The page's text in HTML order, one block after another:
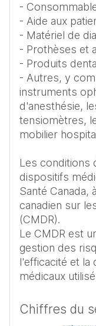
-
- Aide aux
- Matériel de
- Prothèses et
- Produits
- Autres, y
instruments
d'anesthésie,
tensiomètres,
mobilier
Les conditions
dispositifs
Santé Canada,
canadien sur
(CMDR).
Le CMDR est
gestion des
l'efficacité et la
médicaux
Chiffres du